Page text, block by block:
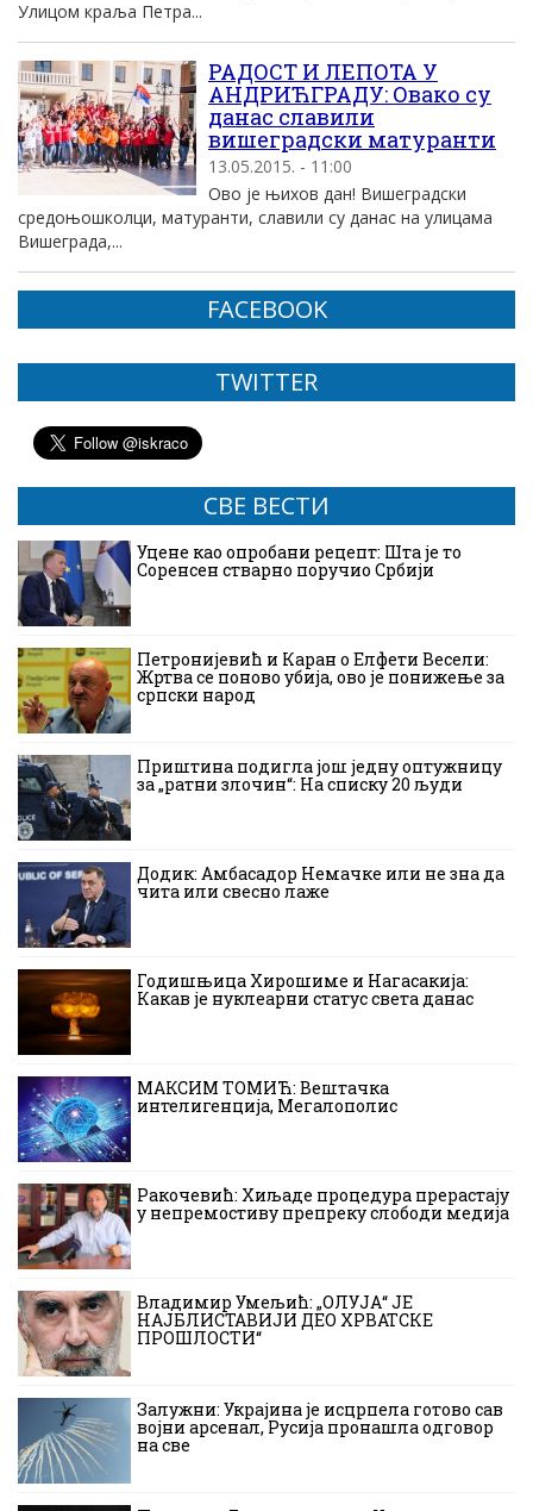
Улицом краља Петра...
РАДОСТ И ЛЕПОТА У
АНДРИЋГРАДУ: Овако су
данас славили
вишеградски матуранти
13.05.2015. - 11:00
Ово је њихов дан! Вишеградски
средоњошколци, матуранти, славили су данас на улицама
Вишеграда,...
FACEBOOK
TWITTER
СВЕ ВЕСТИ
Уцене као опробани рецепт: Шта је то
Соренсен стварно поручио Србији
Петронијевић и Каран о Елфети Весели:
Жртва се поново убија, ово је понижење за
српски народ
Приштина подигла још једну оптужницу
за „ратни злочин“: На списку 20 људи
Додик: Амбасадор Немачке или не зна да
чита или свесно лаже
Годишњица Хирошиме и Нагасакија:
Какав је нуклеарни статус света данас
МАКСИМ ТОМИЋ: Вештачка
интелигенција, Мегалополис
Ракочевић: Хиљаде процедура прерастају
у непремостиву препреку слободи медија
Владимир Умељић: „ОЛУЈА“ ЈЕ
НАЈБЛИСТАВИЈИ ДЕО ХРВАТСКЕ
ПРОШЛОСТИ“
Залужни: Украјина је исцрпела готово сав
војни арсенал, Русија пронашла одговор
на све